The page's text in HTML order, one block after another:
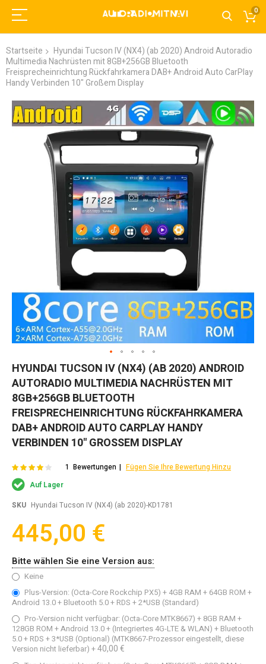
0
Startseite
Hyundai Tucson IV (NX4) (ab 2020) Android Autoradio
Multimedia Nachrüsten mit 8GB+256GB Bluetooth
Freisprecheinrichtung​ Rückfahrkamera DAB+ Android Auto CarPlay
Handy Verbinden​ 10" Großem Display
Zum
Ende
der
Bildgalerie
Zum
der
Bildgalerie
springen
HYUNDAI TUCSON IV (NX4) (AB 2020) ANDROID
AUTORADIO MULTIMEDIA NACHRÜSTEN MIT
8GB+256GB BLUETOOTH
FREISPRECHEINRICHTUNG​ RÜCKFAHRKAMERA
DAB+ ANDROID AUTO CARPLAY HANDY
VERBINDEN​ 10" GROSSEM DISPLAY
Bewertung: % of 100
1 Bewertungen
Fügen Sie Ihre Bewertung Hinzu
Auf Lager
SKU Hyundai Tucson IV (NX4) (ab 2020)-KD1781
445,00 €
Bitte wählen Sie eine Version aus:
Keine
Plus-Version: (Octa-Core Rockchip PX5) + 4GB RAM + 64GB ROM +
Android 13.0 + Bluetooth 5.0 + RDS + 2*USB (Standard)
Pro‑Version nicht verfügbar: (Octa-Core MTK8667) + 8GB RAM +
128GB ROM + Android 13.0 + (Integriertes 4G-LTE & WLAN) + Bluetooth
5.0 + RDS + 3*USB (Optional) (MTK8667-Prozessor eingestellt, diese
Version nicht lieferbar) +40,00 €